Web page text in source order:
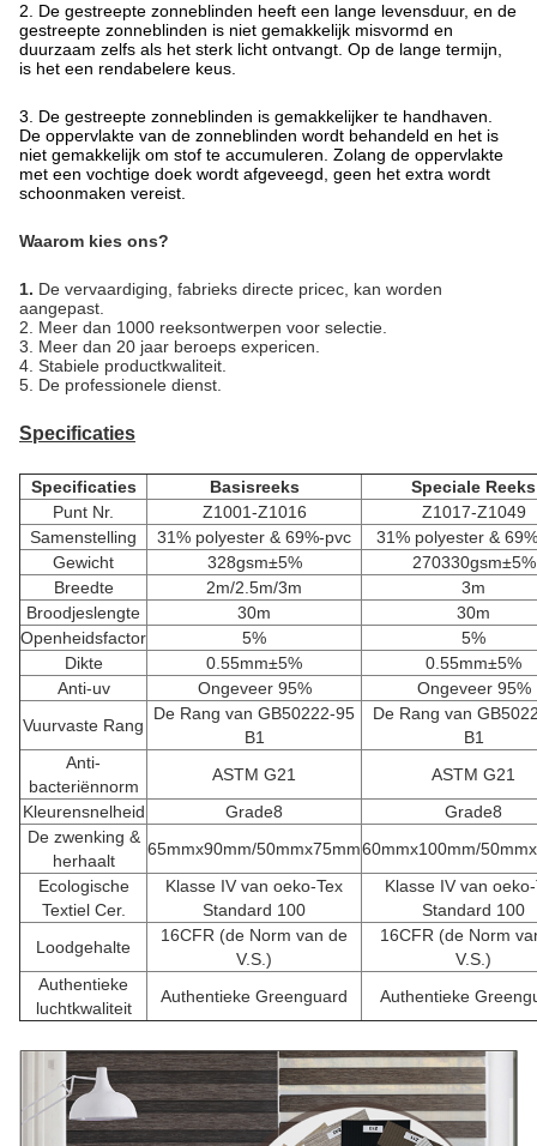
2. De gestreepte zonneblinden heeft een lange levensduur, en de
gestreepte zonneblinden is niet gemakkelijk misvormd en
duurzaam zelfs als het sterk licht ontvangt. Op de lange termijn,
is het een rendabelere keus.
3. De gestreepte zonneblinden is gemakkelijker te handhaven.
De oppervlakte van de zonneblinden wordt behandeld en het is
niet gemakkelijk om stof te accumuleren. Zolang de oppervlakte
met een vochtige doek wordt afgeveegd, geen het extra wordt
schoonmaken vereist
Waarom kies ons?
1. De vervaardiging, fabrieks directe pricec, kan worden
aangepast.
2. Meer dan 1000 reeksontwerpen voor selectie.
3. Meer dan 20 jaar beroeps expericen.
4. Stabiele productkwaliteit.
5. De professionele dienst.
Specificaties
Specificaties Basisreeks
Speciale Reeks
Punt Nr.
Z1001-Z1016
Z1017-Z1049
Samenstelling
31% polyester & 69%-pvc
31% polyester &
Gewicht
328gsm±5%
270330gsm±5%
Breedte
2m/2.5m/3m
3m
Broodjeslengte
30m
30m
Openheidsfactor
5%
5%
Dikte
0.55mm±5%
0.55mm±5%
Anti-uv
Ongeveer 95%
Ongeveer 95%
Vuurvaste Rang
De Rang van GB50222-95
B1
De Rang van
B1
Anti-
bacteriënnorm
ASTM G21
ASTM G21
Kleurensnelheid
Grade8
Grade8
De zwenking &
herhaalt
65mmx90mm/50mmx75mm60mmx100mm/
Ecologische
Textiel Cer.
Klasse IV van oeko-Tex
Standard 100
Klasse IV van
Standard 100
Loodgehalte
16CFR (de Norm van de
V.S.)
16CFR (de Norm
V.S.)
Authentieke
luchtkwaliteit
Authentieke Greenguard Authentieke